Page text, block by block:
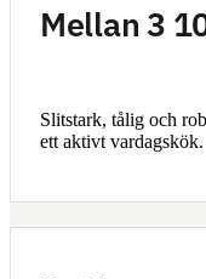
Mellan 3
Slitstark, tålig och
ett aktivt vardagskök.